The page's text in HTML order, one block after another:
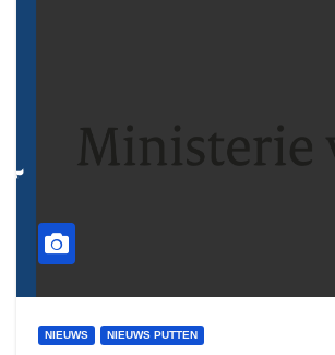
NIEUWS NIEUWS PUTTEN